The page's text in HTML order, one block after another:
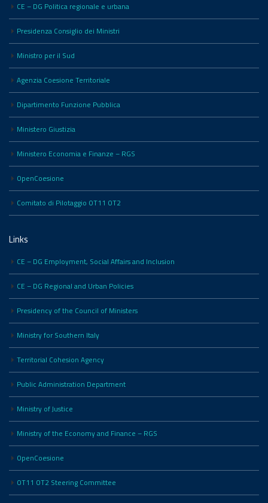
CE – DG Politica regionale e urbana
Presidenza Consiglio dei Ministri
Ministro per il Sud
Agenzia Coesione Territoriale
Dipartimento Funzione Pubblica
Ministero Giustizia
Ministero Economia e Finanze – RGS
OpenCoesione
Comitato di Pilotaggio OT11 OT2
Links
CE – DG Employment, Social Affairs and Inclusion
CE – DG Regional and Urban Policies
Presidency of the Council of Ministers
Ministry for Southern Italy
Territorial Cohesion Agency
Public Administration Department
Ministry of Justice
Ministry of the Economy and Finance – RGS
OpenCoesione
OT11 OT2 Steering Committee